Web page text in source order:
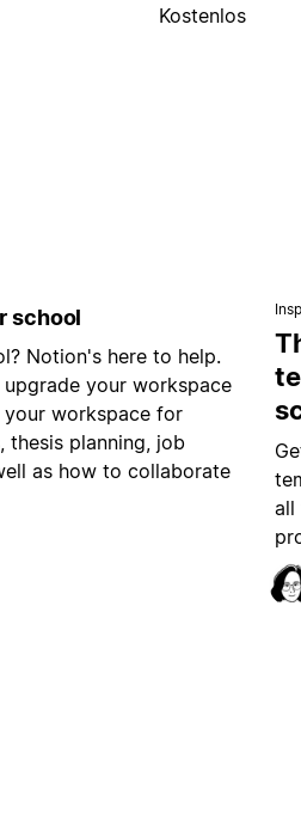
Kostenlos
school
Notion's here to help.
your workspace
workspace for
thesis planning, job
as how to collaborate
all